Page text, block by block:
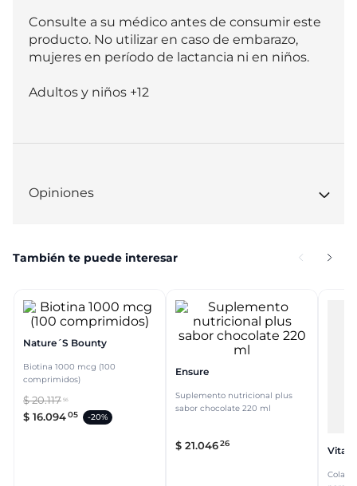
Consulte a su médico antes de consumir este
producto. No utilizar en caso de embarazo,
mujeres en período de lactancia ni en niños.
Adultos y niños +12
Opiniones
También te puede interesar
Nature´s Bounty
Biotina 1000 mcg (100
comprimidos)
$20.117 56
$ 16.09405 -20%
Ensure
Suplemento nutricional plus
sabor chocolate 220 ml
$ 21.04626